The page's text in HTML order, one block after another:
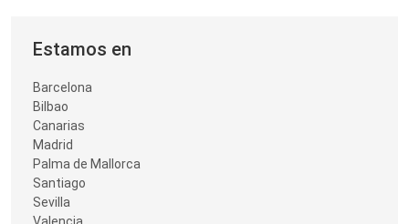
Estamos en
Barcelona
Bilbao
Canarias
Madrid
Palma de Mallorca
Santiago
Sevilla
Valencia